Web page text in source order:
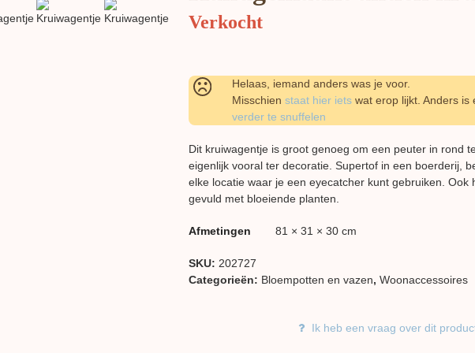
Verkocht
Helaas, iemand anders was je voor.
Misschien staat hier iets wat erop lijkt. Anders is
verder te snuffelen
Dit kruiwagentje is groot genoeg om een peuter in rond
eigenlijk vooral ter decoratie. Supertof in een boerderij,
elke locatie waar je een eyecatcher kunt gebruiken. Ook
gevuld met bloeiende planten.
Afmetingen 81 × 31 × 30 cm
SKU: 202727
Categorieën: Bloempotten en vazen, Woon​accessoires
Ik heb een vraag over dit